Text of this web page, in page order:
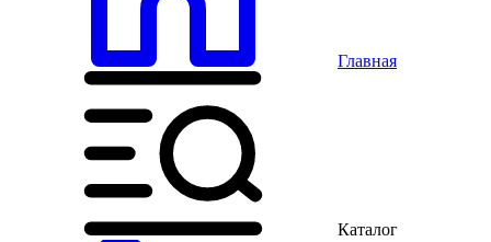
Главная
Каталог